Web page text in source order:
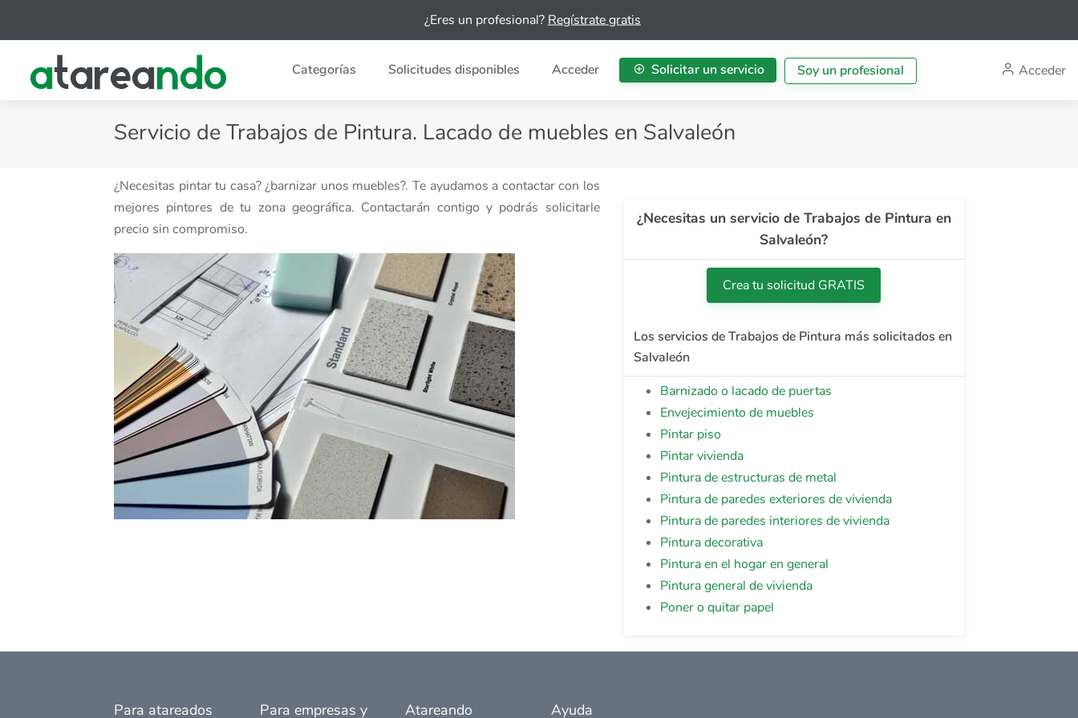
¿Eres un profesional?Regístrate gratis
Categorías Solicitudes disponibles Acceder Solicitar un servicio Soy un profesional Acceder
Servicio de Trabajos de Pintura. Lacado de muebles en Salvaleón
¿Necesitas pintar tu casa? ¿barnizar unos muebles?. Te ayudamos a contactar con los
mejores pintores de tu zona geográfica. Contactarán contigo y podrás solicitarle
precio sin compromiso.
¿Necesitas un servicio de Trabajos de Pintura en
Salvaleón?
Crea tu solicitud GRATIS
Los servicios de Trabajos de Pintura más solicitados en
Salvaleón
Barnizado o lacado de puertas
Envejecimiento de muebles
Pintar piso
Pintar vivienda
Pintura de estructuras de metal
Pintura de paredes exteriores de vivienda
Pintura de paredes interiores de vivienda
Pintura decorativa
Pintura en el hogar en general
Pintura general de vivienda
Poner o quitar papel
Para atareados Para empresas y Atareando Ayuda